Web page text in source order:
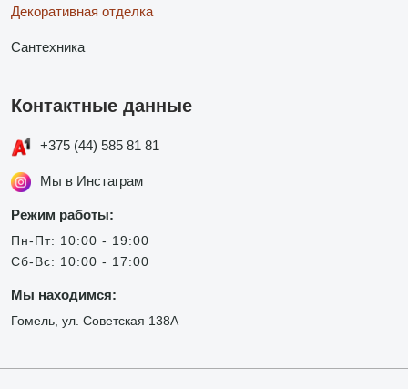
Декоративная отделка
Сантехника
Контактные данные
+375 (44) 585 81 81
Мы в Инстаграм
Режим работы:
Пн-Пт: 10:00 - 19:00
Сб-Вс: 10:00 - 17:00
Мы находимся:
Гомель, ул. Советская 138А